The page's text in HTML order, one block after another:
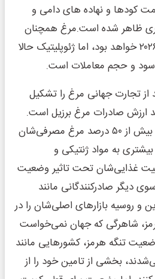
کودها و نهاده های دامی و
ظاهر شده است.مرغ همچنان
«پروتئین برنده» در سال ۲۰۲۶ خواهد بود، اما ژئوپلیتیک حالا
سود و حجم معاملات است.
حدود ۱۵ درصد از تجارت جهانی مرغ را تشکیل
مقصد ۳۵ درصد ارزش صادرات مرغ برزیل است.
کشورهای خلیج فارس که بیش از ۵۰ درصد مرغ مصرفی‌شان
به مواد ژنتیکی و
غذایی‌شان تحت تاثیر وضعیت
دیگر صادرکنندگانی مانند
و روسیه بازارهای اصلی‌شان را در
شاهرگی که جهان نمی‌خواست
وضعیت تنگه هرمز، کشورهایی مانند
بخشی از تامین خود را از